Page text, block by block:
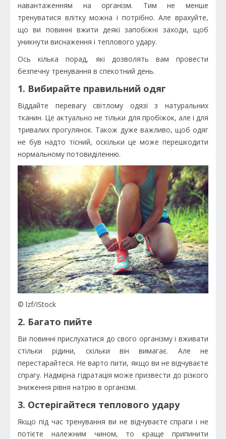
навантаженням на організм. Тим не менше
тренуватися влітку можна і потрібно. Але врахуйте,
що ви повинні вжити деякі запобіжні заходи, щоб
уникнути виснаження і теплового удару.
Ось кілька порад, які дозволять вам провести
безпечну тренування в спекотний день.
1. Вибирайте правильний одяг
Віддайте перевагу світлому одязі з натуральних
тканин. Це актуально не тільки для пробіжок, але і для
тривалих прогулянок. Також дуже важливо, щоб одяг
не був надто тісний, оскільки це може перешкодити
нормальному потовиділенню.
© lzf/IStock
2. Багато пийте
Ви повинні прислухатися до свого організму і вживати
стільки рідини, скільки він вимагає. Але не
перестарайтеся. Не варто пити, якщо ви не відчуваєте
спрагу. Надмірна гідратація може призвести до різкого
зниження рівня натрію в організмі.
3. Остерігайтеся теплового удару
Якщо під час тренування ви не відчуваєте спраги і не
потієте належним чином, то краще припинити